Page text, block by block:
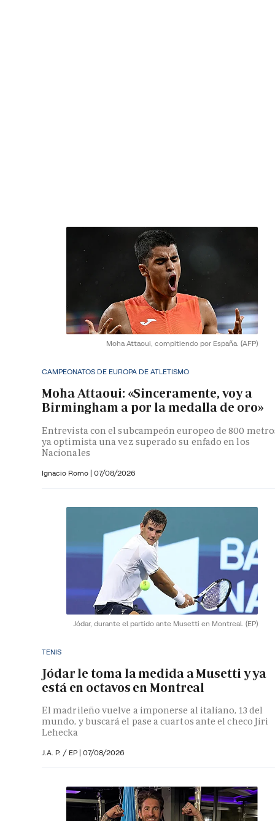
Moha Attaoui, compitiendo por España. (AFP)
CAMPEONATOS DE EUROPA DE ATLETISMO
Moha Attaoui: «Sinceramente, voy a
Birmingham a por la medalla de oro»
Entrevista con el subcampeón europeo de 800
ya optimista una vez superado su enfado en los
Nacionales
Ignacio Romo | 07/08/2026
Jódar, durante el partido ante Musetti en Montreal. (EP)
TENIS
Jódar le toma la medida a Musetti y ya
está en octavos en Montreal
El madrileño vuelve a imponerse al italiano, 13 del
mundo, y buscará el pase a cuartos ante el checo Jiri
Lehecka
J.A. P. / EP | 07/08/2026